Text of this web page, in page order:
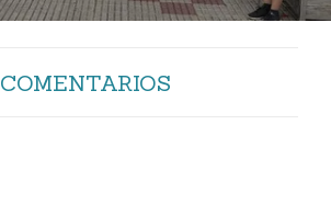
COMENTARIOS